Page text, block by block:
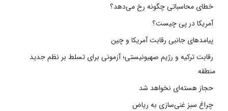
خطای محاسباتی چگونه رخ می‌دهد؟
آمریکا در پی چیست؟
پیامدهای جانبی رقابت آمریکا و چین
رقابت ترکیه و رژیم صهیونیستی؛ آزمونی برای تسلط بر نظم جدید
منطقه
حجاز هسته‌ای نخواهد شد
چراغ سبز غنی‌سازی به ریاض